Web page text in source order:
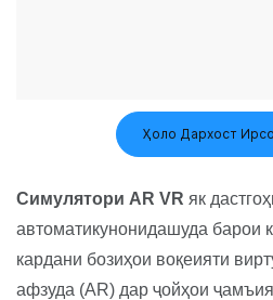
Ҳоло Дархост
Симулятори AR VR як
автоматикунонидашуда барои
кардани бозиҳои воқеияти
афзуда (AR) дар ҷойҳои